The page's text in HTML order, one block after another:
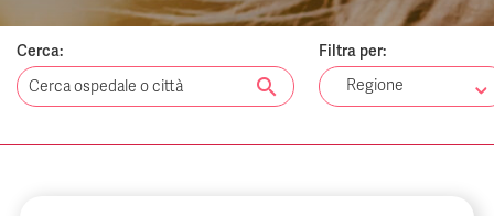
CHI SIAMO
Cerca:
search
Filtra per:
Regione